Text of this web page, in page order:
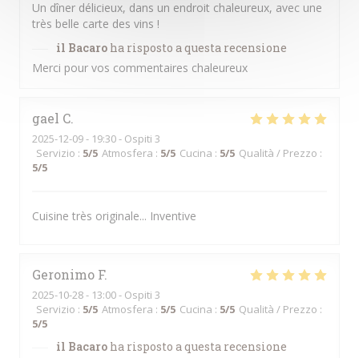
Un dîner délicieux, dans un endroit chaleureux, avec une
très belle carte des vins !
il Bacaro ha risposto a questa recensione
Merci pour vos commentaires chaleureux
gael C
2025-12-09- 19:30 - Ospiti 3
Servizio : 5/5 Atmosfera : 5/5 Cucina : 5/5 Qualità / Prezzo :
5/5
Cuisine très originale... Inventive
Geronimo F
2025-10-28- 13:00 - Ospiti 3
Servizio : 5/5 Atmosfera : 5/5 Cucina : 5/5 Qualità / Prezzo :
5/5
il Bacaro ha risposto a questa recensione